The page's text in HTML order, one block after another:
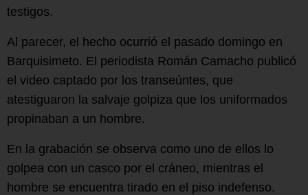
testigos.
Al parecer, el hecho ocurrió el pasado domingo en
Barquisimeto. El periodista Román Camacho publicó
el video captado por los transeúntes, que
atestiguaron la salvaje golpiza que los uniformados
propinaban a un hombre.
En la grabación se observa como uno de ellos lo
golpea con un casco por el cráneo, mientras el
hombre se encuentra tirado en el piso indefenso.